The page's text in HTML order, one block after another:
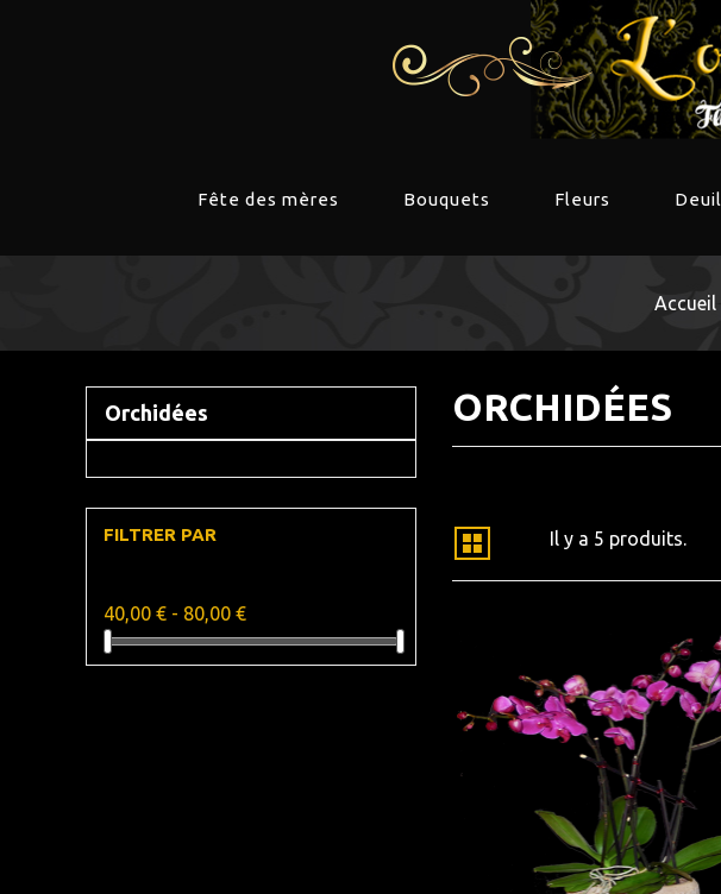
Fête des mères Bouquets Fleurs Deuil
Accueil
Orchidées
FILTRER PAR
40,00 € - 80,00 €
ORCHIDÉES
Il y a 5 produits.